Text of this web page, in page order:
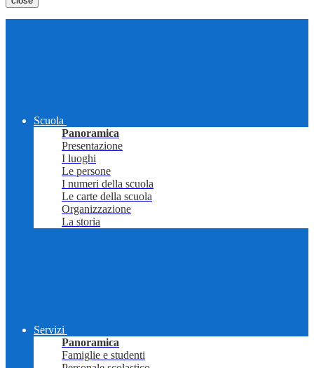
Scuola
Panoramica
Presentazione
I luoghi
Le persone
I numeri della scuola
Le carte della scuola
Organizzazione
La storia
Servizi
Panoramica
Famiglie e studenti